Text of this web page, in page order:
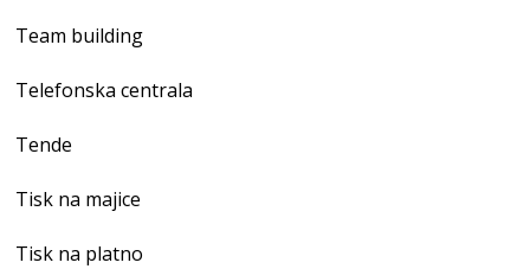
Team building
Telefonska centrala
Tende
Tisk na majice
Tisk na platno